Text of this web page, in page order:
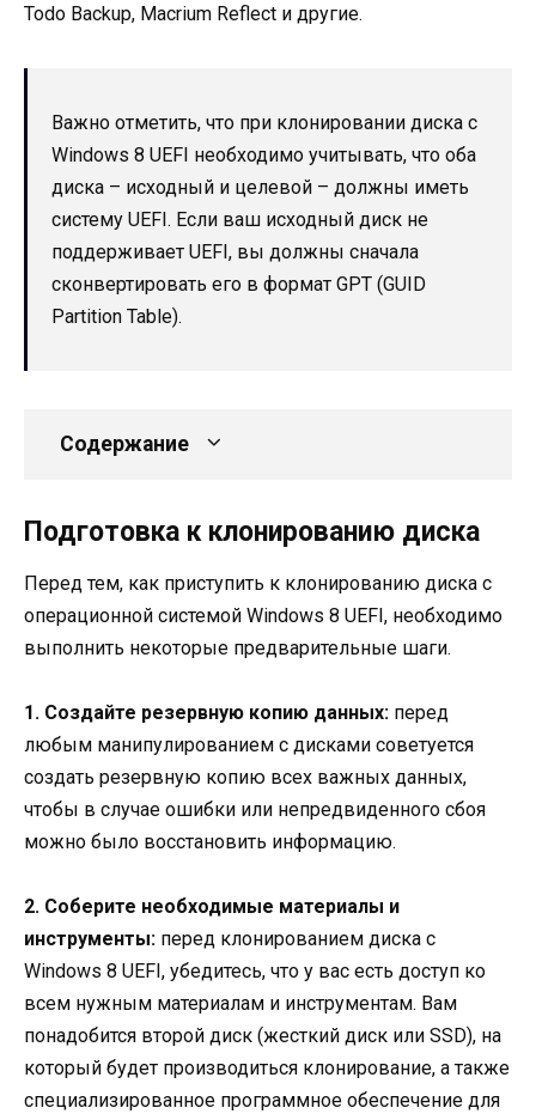
Todo Backup, Macrium Reflect и другие.
Важно отметить, что при клонировании диска с
Windows 8 UEFI необходимо учитывать, что оба
диска – исходный и целевой – должны иметь
систему UEFI. Если ваш исходный диск не
поддерживает UEFI, вы должны сначала
сконвертировать его в формат GPT (GUID
Partition Table).
Содержание
Подготовка к клонированию диска
Перед тем, как приступить к клонированию диска с
операционной системой Windows 8 UEFI, необходимо
выполнить некоторые предварительные шаги.
1. Создайте резервную копию данных: перед
любым манипулированием с дисками советуется
создать резервную копию всех важных данных,
чтобы в случае ошибки или непредвиденного сбоя
можно было восстановить информацию.
2. Соберите необходимые материалы и
инструменты: перед клонированием диска с
Windows 8 UEFI, убедитесь, что у вас есть доступ ко
всем нужным материалам и инструментам. Вам
понадобится второй диск (жесткий диск или SSD), на
который будет производиться клонирование, а также
специализированное программное обеспечение для